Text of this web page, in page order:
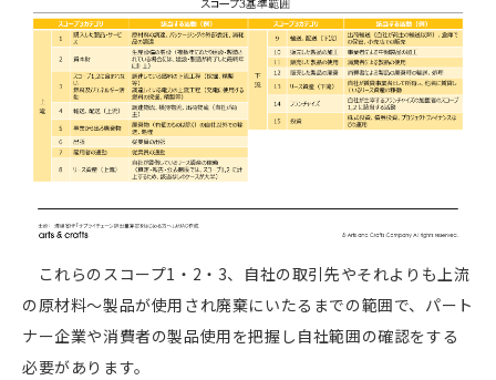
これらのスコープ1 ・ 2 ・ 3、自社の取引先やそれよりも上流
の原材料～製品が使用され廃棄にいたるまでの範囲で、パート
ナー企業や消費者の製品使用を把握し自社範囲の確認をする
必要があります。